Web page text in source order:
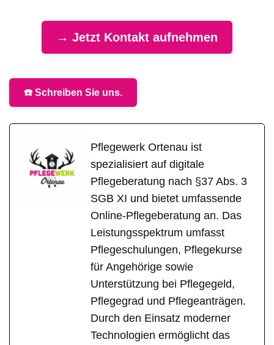
→ Jetzt Kontakt aufnehmen
☎️ Schreiben Sie uns.
Pflegewerk Ortenau ist
spezialisiert auf digitale
Pflegeberatung nach §37 Abs. 3
SGB XI und bietet umfassende
Online-Pflegeberatung an. Das
Leistungsspektrum umfasst
Pflegeschulungen, Pflegekurse
für Angehörige sowie
Unterstützung bei Pflegegeld,
Pflegegrad und Pflegeanträgen.
Durch den Einsatz moderner
Technologien ermöglicht das